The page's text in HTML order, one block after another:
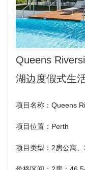
Queens
湖边度假式生
项目名称：Queens
项目位置：Perth
项目类型：2房公寓